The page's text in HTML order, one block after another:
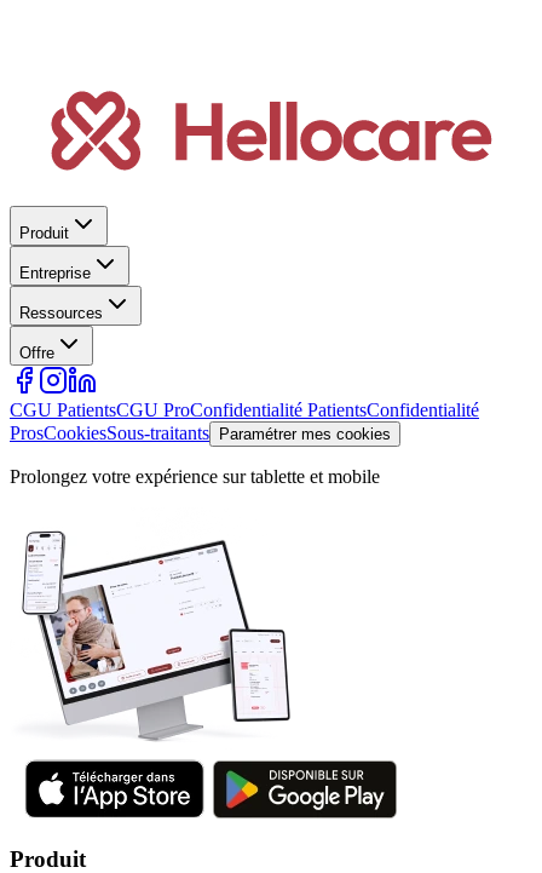
Produit
Entreprise
Ressources
Offre
CGU PatientsCGU ProConfidentialité PatientsConfidentialité
ProsCookiesSous-traitants Paramétrer mes cookies
Prolongez votre expérience sur tablette et mobile
Produit